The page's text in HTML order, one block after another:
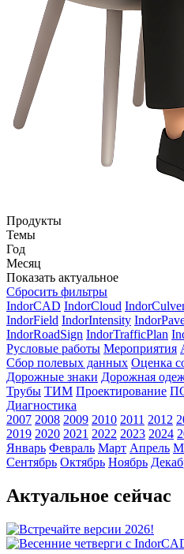
Продукты
Темы
Год
Месяц
Показать актуальное
Сбросить фильтры
IndorCAD IndorCloud
IndorField IndorIntensity
IndorRoadSign IndorTrafficPlan
Русловые работы Мероприятия
Сбор полевых данных Оценка
Дорожные знаки Дорожная
Трубы ТИМ Проектирование
Диагностика
2007 2008 2009 2010 2011 2012
2019 2020 2021 2022 2023 2024
Январь Февраль Март Апрель
Сентябрь Октябрь Ноябрь
Актуальное сейчас